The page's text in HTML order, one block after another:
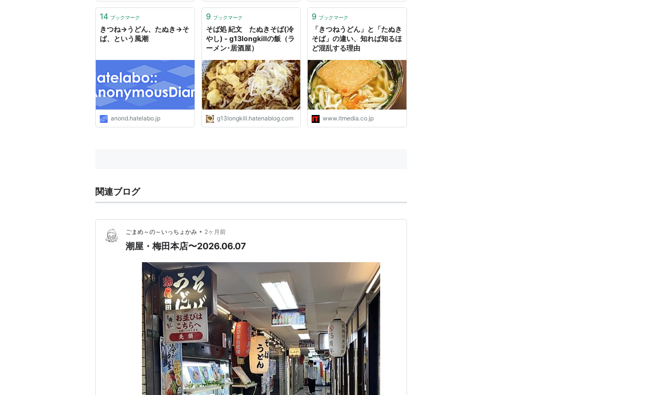
14 ブックマーク
きつね→うどん、たぬき→そ
ば、という風潮
anond.hatelabo.jp
9 ブックマーク
そば処 紀文 たぬきそば(冷
やし) - g13longkillの飯（ラ
ーメン･居酒屋）
g13longkill.hatenablog.com
9 ブックマーク
「きつねうどん」と「たぬき
そば」の違い、知れば知るほ
ど混乱する理由
www.itmedia.co.jp
関連ブログ
ごまめ～の～いっちょかみ • 2ヶ月前
潮屋・梅田本店〜2026.06.07